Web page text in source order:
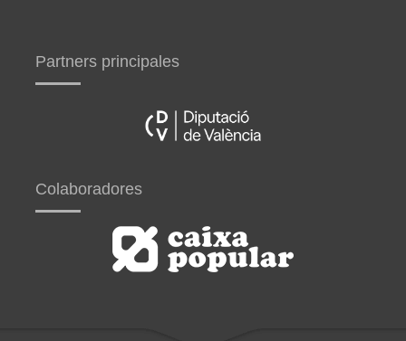
Partners principales
Colaboradores